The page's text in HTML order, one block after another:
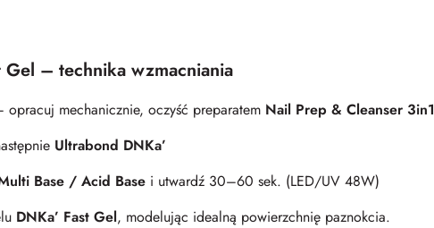
– technika wzmacniania
opracuj mechanicznie, oczyść preparatem Nail Prep & Cleanser 3in1
Ultrabond DNKa’
Base / Acid Base i utwardź 30–60 sek. (LED/UV 48W)
DNKa’ Fast Gel, modelując idealną powierzchnię paznokcia.